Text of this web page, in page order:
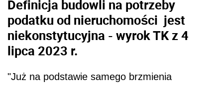
Definicja budowli na potrzeby
podatku od nieruchomości jest
niekonstytucyjna - wyrok TK z 4
lipca 2023 r.
"Już na podstawie samego brzmienia